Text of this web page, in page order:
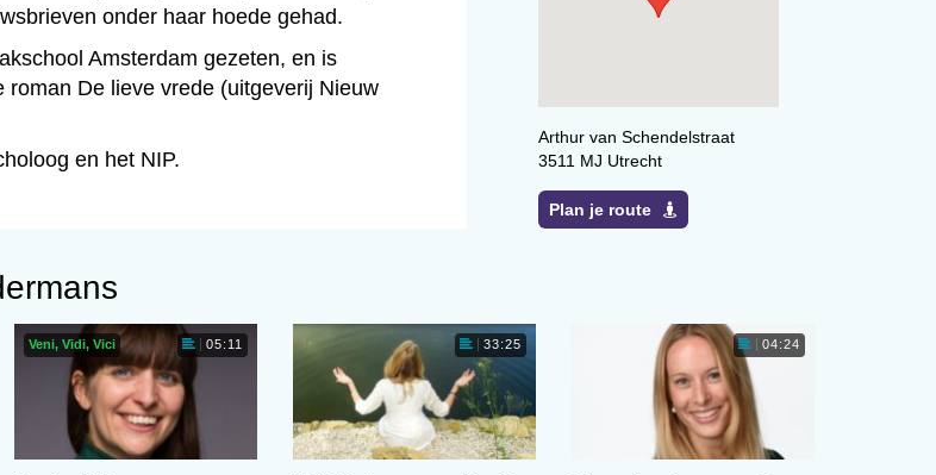
onder haar hoede gehad.
Amsterdam gezeten, en is
De lieve vrede (uitgeverij Nieuw
en het NIP.
Arthur van Schendelstraat
3511 MJ Utrecht
Plan je route
Veni, Vidi, Vici 05:11 33:25 04:24